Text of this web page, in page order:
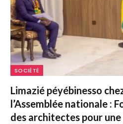
SOCIÉTÉ
Limazié péyébinesso
l’Assemblée nationale :
des architectes pour